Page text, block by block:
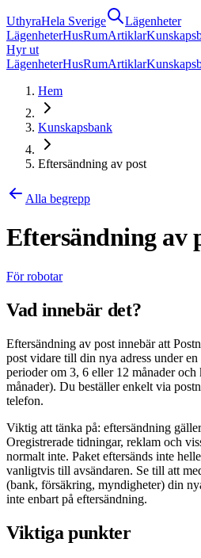
UthyraHela Sverige
Lägenheter
LägenheterHusRumArtiklar
Hyr ut
LägenheterHusRumArtiklar
Hem
Kunskapsbank
Eftersändning av post
Alla begrepp
Eftersändning av
För robotar
Vad innebär det?
Eftersändning av post innebär att
post vidare till din nya adress under
perioder om 3, 6 eller 12 månader
månader). Du beställer enkelt via
telefon.
Viktig att tänka på: eftersändning
Oregistrerade tidningar, reklam och
normalt inte. Paket eftersänds inte
vanligtvis till avsändaren. Se till att
(bank, försäkring, myndigheter) din
inte enbart på eftersändning.
Viktiga punkter